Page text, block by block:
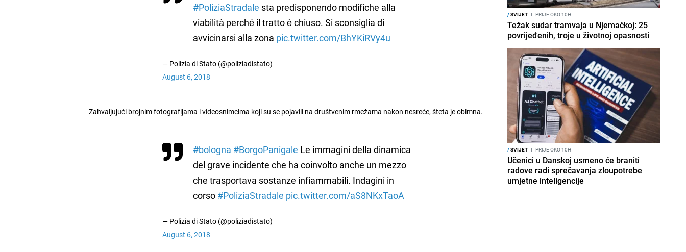
#PoliziaStradale sta predisponendo modifiche alla
viabilità perché il tratto è chiuso. Si sconsiglia di
avvicinarsi alla zona pic.twitter.com/BhYKiRVy4u
— Polizia di Stato (@poliziadistato)
August 6, 2018
Zahvaljujući brojnim fotografijama i videosnimcima koji su se pojavili na društvenim rmežama nakon nesreće, šteta je obimna.
#bologna #BorgoPanigale Le immagini della dinamica
del grave incidente che ha coinvolto anche un mezzo
che trasportava sostanze infiammabili. Indagini in
corso #PoliziaStradale pic.twitter.com/aS8NKxTaoA
— Polizia di Stato (@poliziadistato)
August 6, 2018
/SVIJET I PRIJE OKO 10H
Težak sudar tramvaja u Njemačkoj: 25
povrijeđenih, troje u životnoj opasnosti
/SVIJET I PRIJE OKO 10H
Učenici u Danskoj usmeno će braniti
radove radi sprečavanja zloupotrebe
umjetne inteligencije